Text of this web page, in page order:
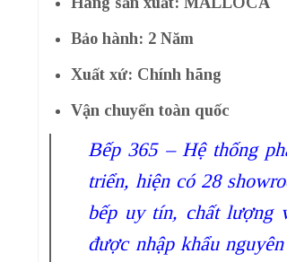
Bảo hành: 2 Năm
Xuất xứ: Chính hãng
Vận chuyển toàn quốc
Bếp 365 – Hệ thống
triển, hiện có 28
bếp uy tín, chất lượng
được nhập khẩu